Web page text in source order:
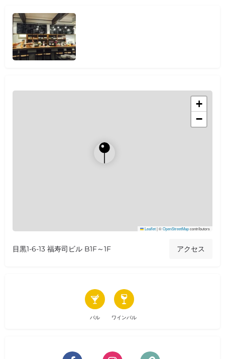
+
−
Leaflet|©OpenStreetMapcontributors
目黒1-6-13 福寿司ビル B1F～1F アクセス
バル ワインバル